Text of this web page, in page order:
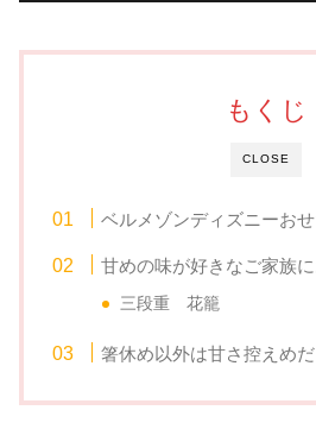
CLOSE
もくじ
ベルメゾンディズニーお
甘めの味が好きなご家族
三段重 花籠
箸休め以外は甘さ控えめ